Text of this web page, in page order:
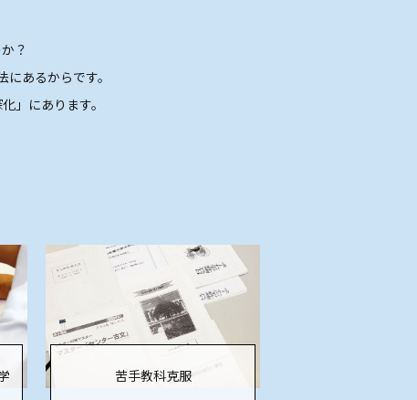
？
あるからです。
」にあります。
苦手教科克服